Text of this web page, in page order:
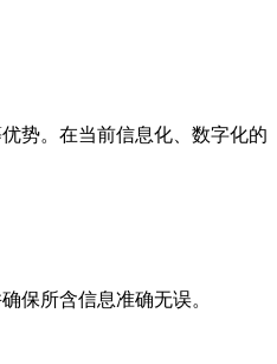
势。在当前信息化、数字化的
保所含信息准确无误。